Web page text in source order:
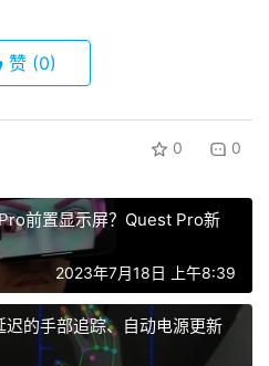
赞 (0)
0 0
前置显示屏？Quest Pro新
2023年7月18日 上午8:39
的手部追踪、自动电源更新